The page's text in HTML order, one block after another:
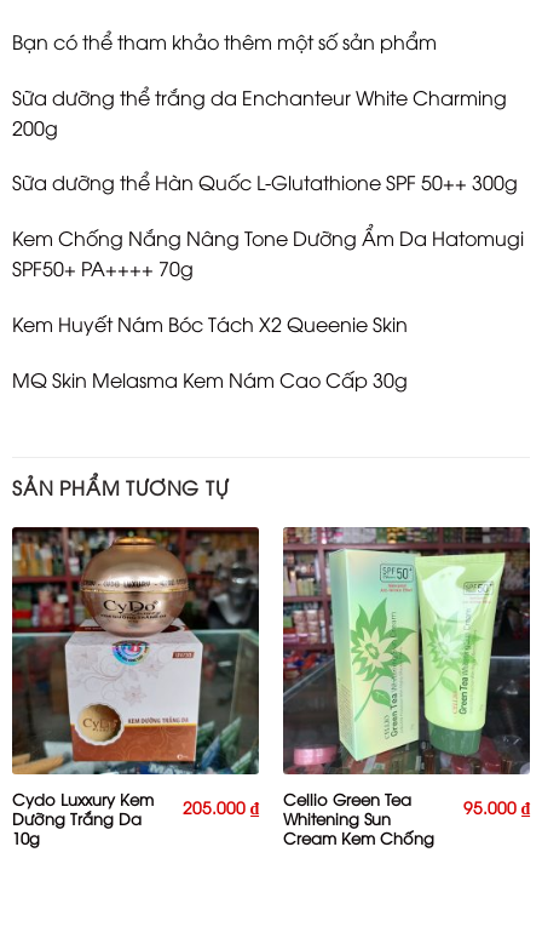
Bạn có thể tham khảo thêm một số sản phẩm
Sữa dưỡng thể trắng da Enchanteur White Charming
200g
Sữa dưỡng thể Hàn Quốc L-Glutathione SPF 50++ 300g
Kem Chống Nắng Nâng Tone Dưỡng Ẩm Da Hatomugi
SPF50+ PA++++ 70g
Kem Huyết Nám Bóc Tách X2 Queenie Skin
MQ Skin Melasma Kem Nám Cao Cấp 30g
SẢN PHẨM TƯƠNG TỰ
Cydo Luxxury Kem
Dưỡng Trắng Da
10g
205.000₫
Cellio Green Tea
Whitening Sun
Cream Kem Chống
95.000₫